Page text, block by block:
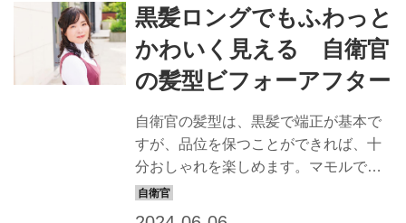
keiko ヘアスタイリスト歴22年。東京・
表参道にある「NORA HAIR SALON」
にてサロンワークをこなすほか、アー
ティストなどのヘアメークも担当。
ます。自衛隊の皆さん、お待ちしてい
ます！」 BEFORE：髪が伸びるとクセ
が目立つ… モデル隊員 【町田 陵1等海
尉】 任務内容 海上...
黒髪ロングでもふわっと
かわいく見える 自衛官
の髪型ビフォーアフター
自衛官の髪型は、黒髪で端正が基本で
すが、品位を保つことができれば、十
分おしゃれを楽しめます。マモルで
は、すてきな隊員の姿は最高の広報に